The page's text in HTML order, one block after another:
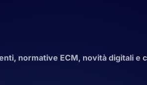
normative ECM, novità digitali e